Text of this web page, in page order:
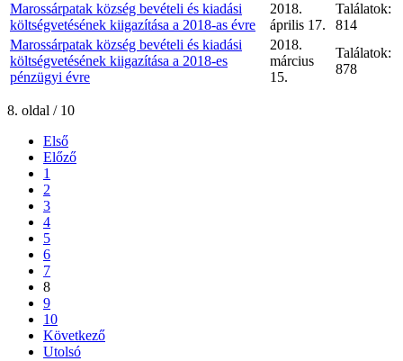
Marossárpatak község bevételi és kiadási
költségvetésének kiigazítása a 2018-as évre
2018.
április 17.
Találatok:
814
Marossárpatak község bevételi és kiadási
költségvetésének kiigazítása a 2018-es
pénzügyi évre
2018.
március
15.
Találatok:
878
8. oldal / 10
Első
Előző
1
2
3
4
5
6
7
8
9
10
Következő
Utolsó